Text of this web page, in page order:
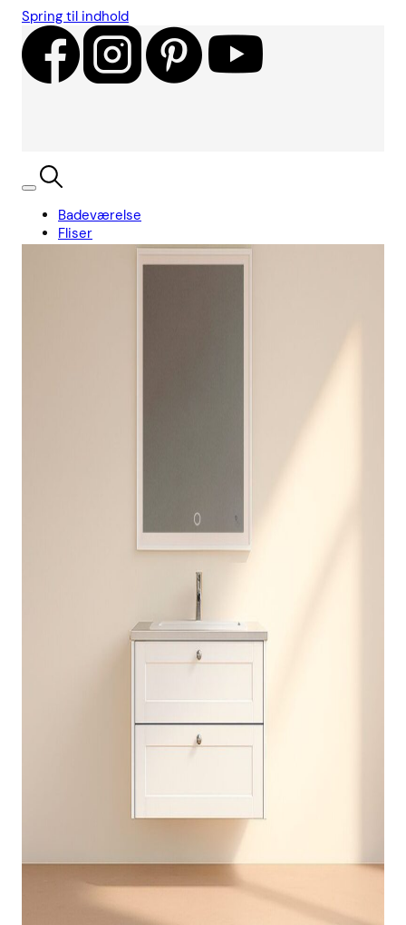
Spring til indhold
Badeværelse
Fliser